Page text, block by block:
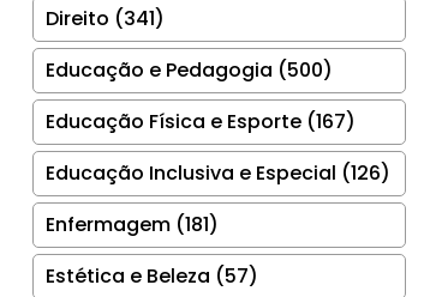
Direito (341)
Educação e Pedagogia (500)
Educação Física e Esporte (167)
Educação Inclusiva e Especial (126)
Enfermagem (181)
Estética e Beleza (57)